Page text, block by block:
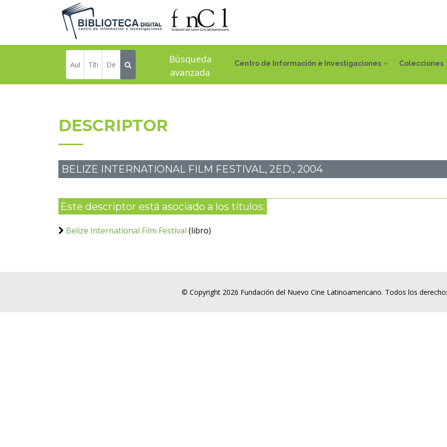
Centro de Información e Investigaciones Colecciones
Búsqueda
avanzada
DESCRIPTOR
BELIZE INTERNATIONAL FILM FESTIVAL, 2ED., 2004
Este descriptor está asociado a los títulos:
Belize International Film Festival (libro)
© Copyright 2026 Fundación del Nuevo Cine Latinoamericano. Todos los